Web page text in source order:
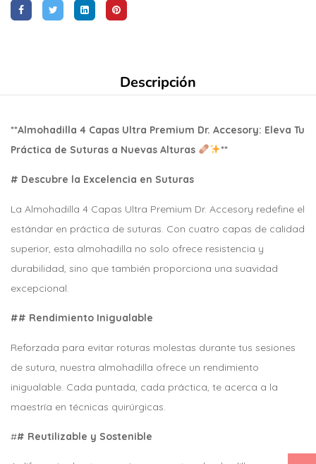
Descripción
**Almohadilla 4 Capas Ultra Premium Dr. Accesory: Eleva Tu
Práctica de Suturas a Nuevas Alturas
**
# Descubre la Excelencia en Suturas
La Almohadilla 4 Capas Ultra Premium Dr. Accesory redefine el
estándar en práctica de suturas. Con cuatro capas de calidad
superior, esta almohadilla no solo ofrece resistencia y
durabilidad, sino que también proporciona una suavidad
excepcional.
## Rendimiento Inigualable
Reforzada para evitar roturas molestas durante tus sesiones
de sutura, nuestra almohadilla ofrece un rendimiento
inigualable. Cada puntada, cada práctica, te acerca a la
maestría en técnicas quirúrgicas.
## Reutilizable y Sostenible